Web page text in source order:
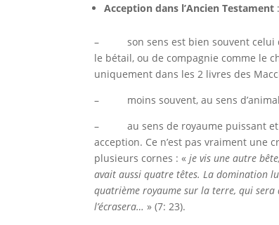
Acception dans l’Ancien Testament :
– son sens est bien souvent celui
le bétail, ou de compagnie comme le
uniquement dans les 2 livres des
– moins souvent, au sens d’animal
– au sens de royaume puissant et
acception. Ce n’est pas vraiment une
plusieurs cornes : «je vis une autre
avait aussi quatre têtes. La domination
quatrième royaume sur la terre, qui
l’écrasera… » (7: 23).